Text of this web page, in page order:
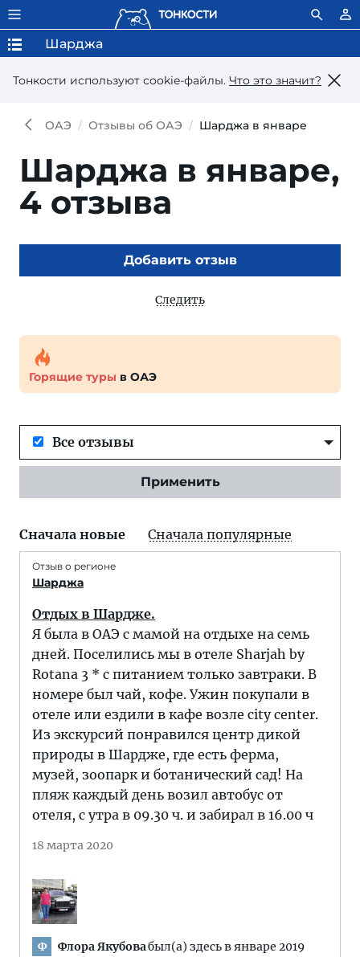
Тонкости используют сookie-файлы. Что это значит?
Шарджа
ОАЭ Отзывы об ОАЭ Шарджа в январе
Шарджа в январе,
4 отзыва
Добавить отзыв
Следить
Горящие туры в ОАЭ
Все отзывы
Применить
Сначала новые Сначала популярные
Отзыв о регионе
Шарджа
Отдых в Шардже.
Я была в ОАЭ с мамой на отдыхе на семь
дней. Поселились мы в отеле Sharjah by
Rotana 3 * с питанием только завтраки. В
номере был чай, кофе. Ужин покупали в
отеле или ездили в кафе возле city center.
Из экскурсий понравился центр дикой
природы в Шардже, где есть ферма,
музей, зоопарк и ботанический сад! На
пляж каждый день возил автобус от
отеля, с утра в 09.30 ч. и забирал в 16.00 ч
18 марта 2020
Ф Флора Якубовабыл(а) здесь в январе 2019